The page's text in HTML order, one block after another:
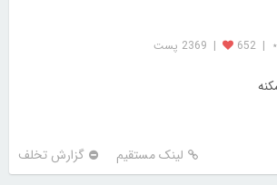
|
652
| 2369 پست
لینک مستقیم گزارش تخلف